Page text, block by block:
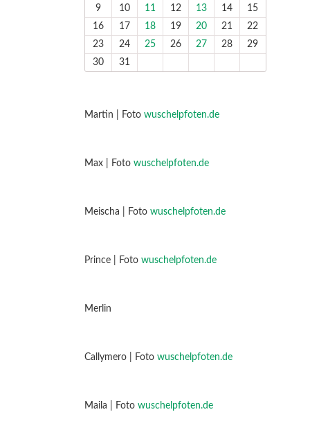
9
10 11 12 13 14
15
16
17 18 19 20 21
22
23
24 25 26 27 28
29
30
31
Martin | Foto wuschelpfoten.de
Max | Foto wuschelpfoten.de
Meischa | Foto wuschelpfoten.de
Prince | Foto wuschelpfoten.de
Merlin
Callymero | Foto wuschelpfoten.de
Maila | Foto wuschelpfoten.de